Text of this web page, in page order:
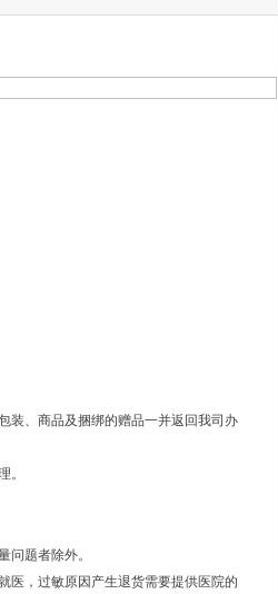
装、商品及捆绑的赠品一并返回我司办
。
问题者除外。
医，过敏原因产生退货需要提供医院的